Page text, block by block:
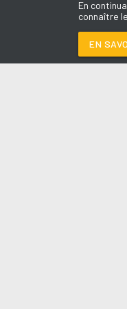
En
connaître
EN